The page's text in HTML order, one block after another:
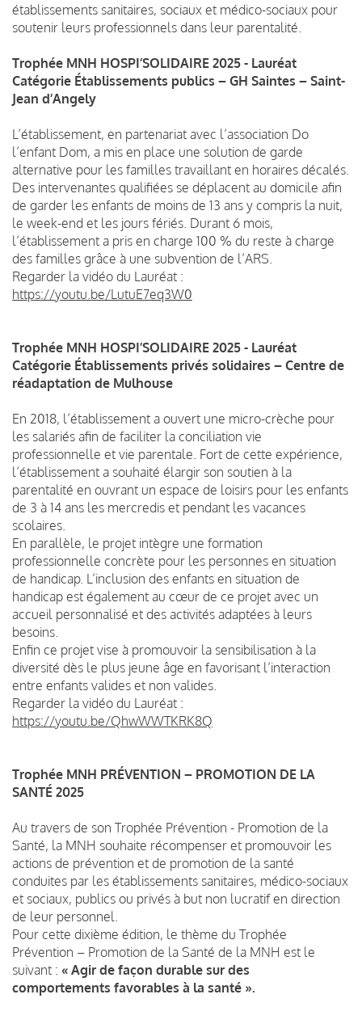
établissements sanitaires, sociaux et médico-sociaux pour
soutenir leurs professionnels dans leur parentalité.
Trophée MNH HOSPI’SOLIDAIRE 2025 - Lauréat
Catégorie Établissements publics – GH Saintes – Saint-
Jean d’Angely
L’établissement, en partenariat avec l’association Do
l’enfant Dom, a mis en place une solution de garde
alternative pour les familles travaillant en horaires décalés.
Des intervenantes qualifiées se déplacent au domicile afin
de garder les enfants de moins de 13 ans y compris la nuit,
le week-end et les jours fériés. Durant 6 mois,
l’établissement a pris en charge 100 % du reste à charge
des familles grâce à une subvention de l’ARS.
Regarder la vidéo du Lauréat :
https://youtu.be/LutuE7eq3W0
Trophée MNH HOSPI’SOLIDAIRE 2025 - Lauréat
Catégorie Établissements privés solidaires – Centre de
réadaptation de Mulhouse
En 2018, l’établissement a ouvert une micro-crèche pour
les salariés afin de faciliter la conciliation vie
professionnelle et vie parentale. Fort de cette expérience,
l’établissement a souhaité élargir son soutien à la
parentalité en ouvrant un espace de loisirs pour les enfants
de 3 à 14 ans les mercredis et pendant les vacances
scolaires.
En parallèle, le projet intègre une formation
professionnelle concrète pour les personnes en situation
de handicap. L’inclusion des enfants en situation de
handicap est également au cœur de ce projet avec un
accueil personnalisé et des activités adaptées à leurs
besoins.
Enfin ce projet vise à promouvoir la sensibilisation à la
diversité dès le plus jeune âge en favorisant l’interaction
entre enfants valides et non valides.
Regarder la vidéo du Lauréat :
https://youtu.be/QhwWWTKRK8Q
Trophée MNH PRÉVENTION – PROMOTION DE LA
SANTÉ 2025
Au travers de son Trophée Prévention - Promotion de la
Santé, la MNH souhaite récompenser et promouvoir les
actions de prévention et de promotion de la santé
conduites par les établissements sanitaires, médico-sociaux
et sociaux, publics ou privés à but non lucratif en direction
de leur personnel.
Pour cette dixième édition, le thème du Trophée
Prévention – Promotion de la Santé de la MNH est le
suivant : « Agir de façon durable sur des
comportements favorables à la santé ».